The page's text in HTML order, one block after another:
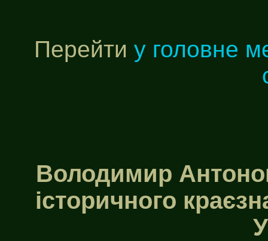
Перейти у головне
Володимир
історичного